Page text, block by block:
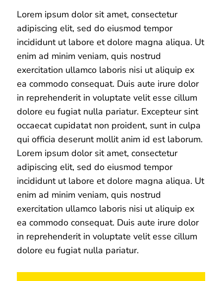
Lorem ipsum dolor sit amet, consectetur
adipiscing elit, sed do eiusmod tempor
incididunt ut labore et dolore magna aliqua. Ut
enim ad minim veniam, quis nostrud
exercitation ullamco laboris nisi ut aliquip ex
ea commodo consequat. Duis aute irure dolor
in reprehenderit in voluptate velit esse cillum
dolore eu fugiat nulla pariatur. Excepteur sint
occaecat cupidatat non proident, sunt in culpa
qui officia deserunt mollit anim id est laborum.
Lorem ipsum dolor sit amet, consectetur
adipiscing elit, sed do eiusmod tempor
incididunt ut labore et dolore magna aliqua. Ut
enim ad minim veniam, quis nostrud
exercitation ullamco laboris nisi ut aliquip ex
ea commodo consequat. Duis aute irure dolor
in reprehenderit in voluptate velit esse cillum
dolore eu fugiat nulla pariatur.